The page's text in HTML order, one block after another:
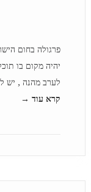
פרגולה בחום
יהיה מקום בו
לערב מהנה , יש
קרא עוד →